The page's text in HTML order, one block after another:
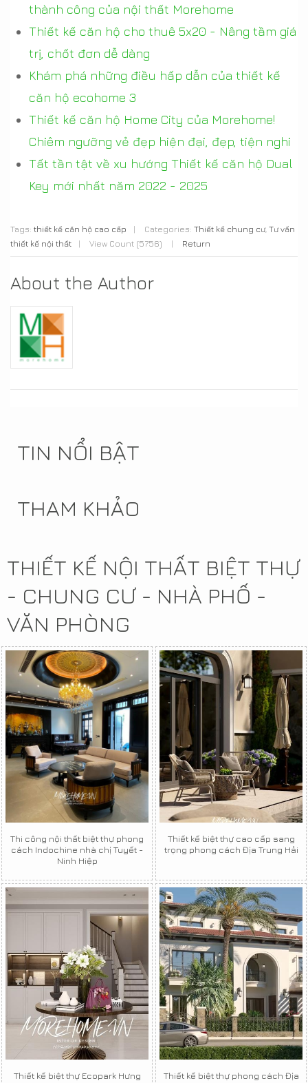
thành công của nội thất Morehome
Thiết kế căn hộ cho thuê 5x20 - Nâng tầm giá
trị, chốt đơn dễ dàng
Khám phá những điều hấp dẫn của thiết kế
căn hộ ecohome 3
Thiết kế căn hộ Home City của Morehome!
Chiêm ngưỡng vẻ đẹp hiện đại, đẹp, tiện nghi
Tất tần tật về xu hướng Thiết kế căn hộ Dual
Key mới nhất năm 2022 - 2025
Tags: thiết kế căn hộ cao cấp | Categories: Thiết kế chung cư, Tư vấn
thiết kế nội thất
| View Count (5756) | Return
About the Author
TIN NỔI BẬT
THAM KHẢO
THIẾT KẾ NỘI THẤT BIỆT THỰ
- CHUNG CƯ - NHÀ PHỐ -
VĂN PHÒNG
Thi công nội thất biệt thự phong
cách Indochine nhà chị Tuyết -
Ninh Hiệp
Thiết kế biệt thự cao cấp sang
trọng phong cách Địa Trung Hải
Thiết kế biệt thự Ecopark Hưng
Thiết kế biệt thự phong cách Địa